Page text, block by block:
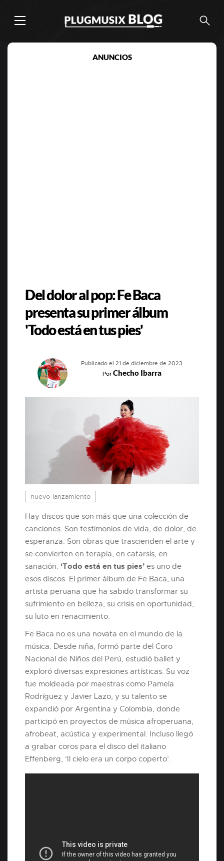
ANUNCIOS
Del dolor al pop: Fe Baca
presenta su primer álbum
'Todo está en tus pies'
Publicado el 21 de diciembre de 2023
Por Checho Ibarra
nuevo-lanzamiento
Hay discos que son más que una colección de
canciones. Son testimonios de vida, de dolor, de
esperanza. Son obras que trascienden el arte y
se convierten en terapia, en catarsis, en
sanación. ‘Todo está en tus pies’ es uno de
esos discos. El primer álbum de Fe Baca, una
artista peruana que ha sabido transformar su
sufrimiento en belleza, su crisis en oportunidad,
su luto en renacimiento.
Fe Baca no es una novata en el mundo de la
música. Desde niña, formó parte del Coro
Nacional de Niños del Perú, estudió ballet y
exploró diversas expresiones artísticas. Su voz
fue moldeada por maestras como Pamela
Rodríguez y Javier Lazo, y su talento se
expandió por Argentina y Colombia, donde
participó en proyectos de música afroperuana,
afrobeat, acústica y experimental. Incluso llegó
a grabar coros para el disco del italiano
Effenberg, ‘Il cielo era un corpo coperto’.